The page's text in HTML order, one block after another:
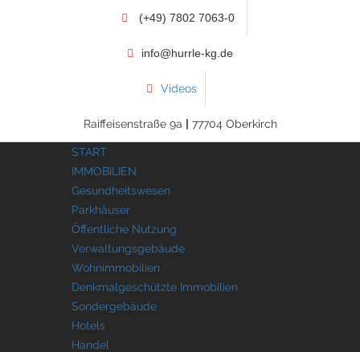
(+49) 7802 7063-0
info@hurrle-kg.de
Videos
Raiffeisenstraße 9a | 77704 Oberkirch
START
IMMOBILIEN
Gesundheitswesen
Parkhäuser
Öffentliche Nutzung
Verwaltungsgebäude
Wohnimmobilien
Denkmalgeschützte Immobilien
Sondergebäude
Hotels
Handel